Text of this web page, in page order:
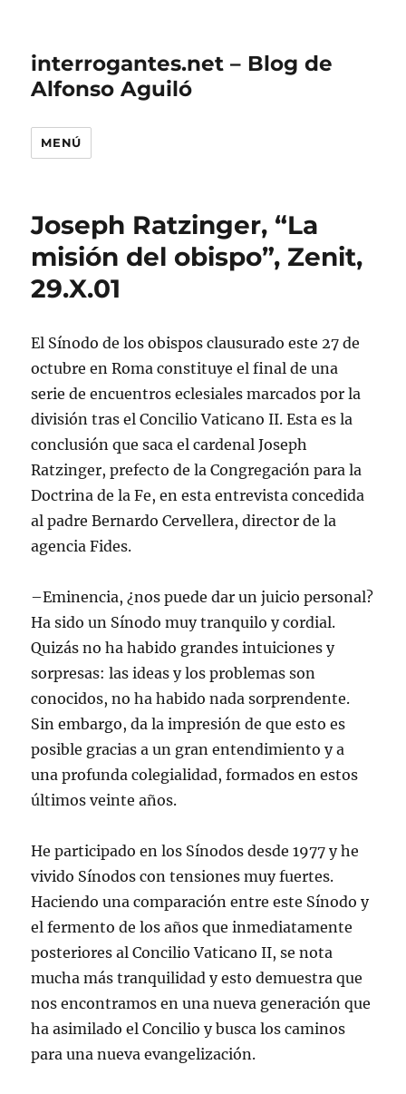
interrogantes.net – Blog de
Alfonso Aguiló
MENÚ
Joseph Ratzinger, “La
misión del obispo”, Zenit,
29.X.01
El Sínodo de los obispos clausurado este 27 de
octubre en Roma constituye el final de una
serie de encuentros eclesiales marcados por la
división tras el Concilio Vaticano II. Esta es la
conclusión que saca el cardenal Joseph
Ratzinger, prefecto de la Congregación para la
Doctrina de la Fe, en esta entrevista concedida
al padre Bernardo Cervellera, director de la
agencia Fides.
–Eminencia, ¿nos puede dar un juicio personal?
Ha sido un Sínodo muy tranquilo y cordial.
Quizás no ha habido grandes intuiciones y
sorpresas: las ideas y los problemas son
conocidos, no ha habido nada sorprendente.
Sin embargo, da la impresión de que esto es
posible gracias a un gran entendimiento y a
una profunda colegialidad, formados en estos
últimos veinte años.
He participado en los Sínodos desde 1977 y he
vivido Sínodos con tensiones muy fuertes.
Haciendo una comparación entre este Sínodo y
el fermento de los años que inmediatamente
posteriores al Concilio Vaticano II, se nota
mucha más tranquilidad y esto demuestra que
nos encontramos en una nueva generación que
ha asimilado el Concilio y busca los caminos
para una nueva evangelización.